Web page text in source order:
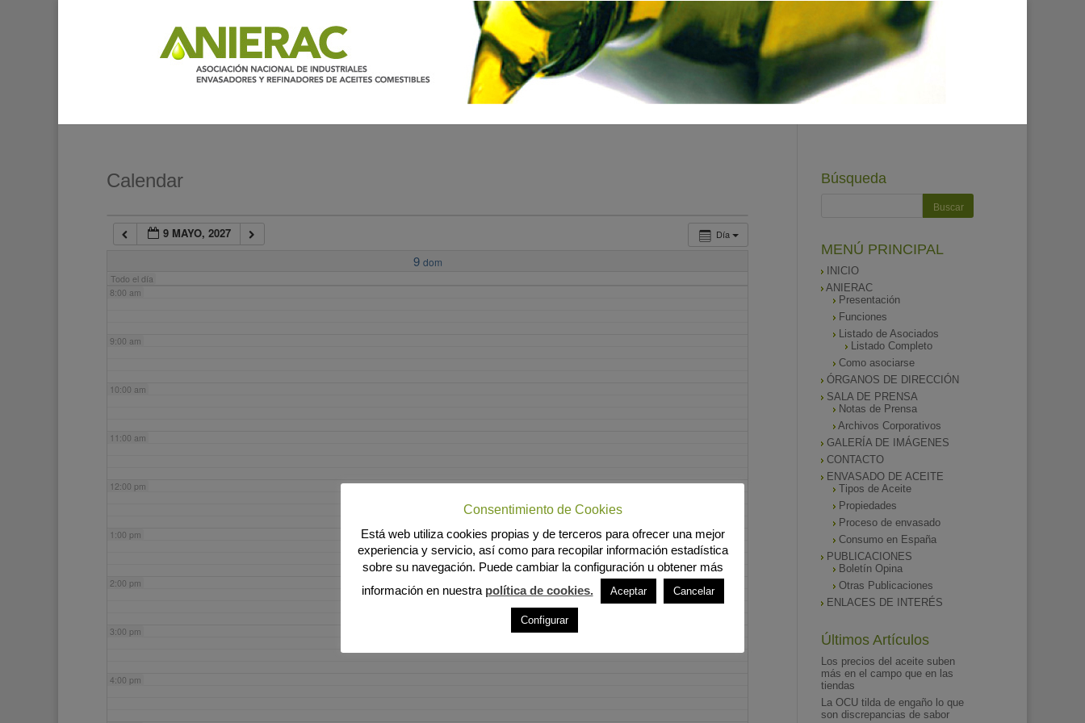
Calendar
Día
9 MAYO, 2027
9 dom
Todo el día
7:00 am
8:00 am
9:00 am
10:00 am
11:00 am
12:00 pm
1:00 pm
2:00 pm
3:00 pm
4:00 pm
Búsqueda
MENÚ PRINCIPAL
INICIO
ANIERAC
Presentación
Funciones
Listado de Asociados
Listado Completo
Como asociarse
ÓRGANOS DE DIRECCIÓN
SALA DE PRENSA
Notas de Prensa
Archivos Corporativos
GALERÍA DE IMÁGENES
CONTACTO
ENVASADO DE ACEITE
Tipos de Aceite
Propiedades
Proceso de envasado
Consumo en España
PUBLICACIONES
Boletín Opina
Otras Publicaciones
ENLACES DE INTERÉS
Últimos Artículos
Los precios del aceite suben
más en el campo que en las
tiendas
La OCU tilda de engaño lo que
son discrepancias de sabor
Consentimiento de Cookies
Está web utiliza cookies propias y de terceros para ofrecer una mejor
experiencia y servicio, así como para recopilar información estadística
sobre su navegación. Puede cambiar la configuración u obtener más
información en nuestra política de cookies. Aceptar Cancelar
Configurar